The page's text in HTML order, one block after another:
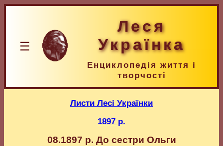
☰
Леся
Українка
Енциклопедія життя і
творчості
Листи Лесі Українки
1897 р.
08.1897 р. До сестри Ольги